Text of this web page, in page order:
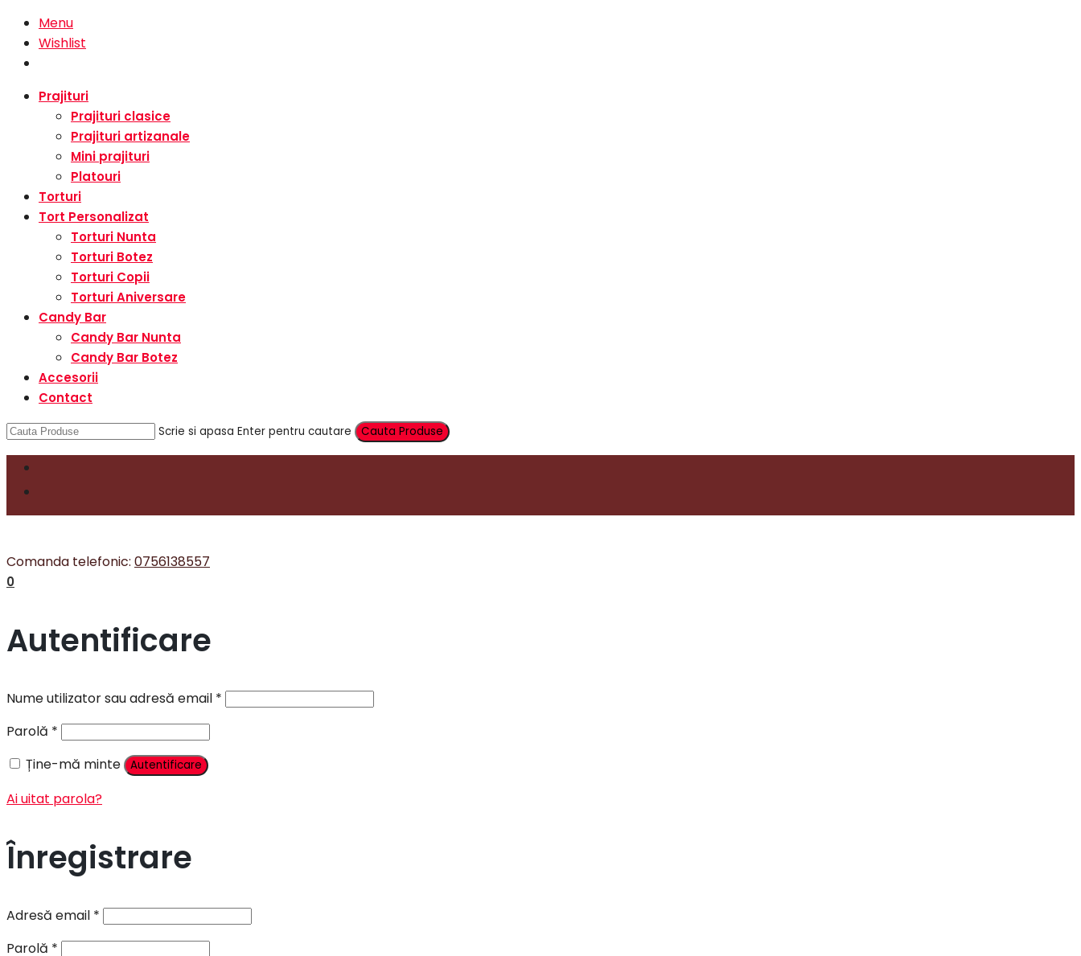
Menu
Wishlist
Prajituri
Prajituri clasice
Prajituri artizanale
Mini prajituri
Platouri
Torturi
Tort Personalizat
Torturi Nunta
Torturi Botez
Torturi Copii
Torturi Aniversare
Candy Bar
Candy Bar Nunta
Candy Bar Botez
Accesorii
Contact
Scrie si apasa Enter pentru cautare
Comanda telefonic: 0756138557
0
Autentificare
Nume utilizator sau adresă email *
Parolă *
Ține-mă minte
Autentificare
Ai uitat parola?
Înregistrare
Adresă email *
Parolă *